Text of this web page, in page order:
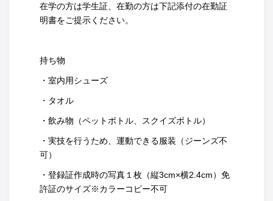
在学の方は学生証、在勤の方は下記添付の在勤証
明書をご提示ください。
持ち物
・室内用シューズ
・タオル
・飲み物（ペットボトル、スクイズボトル）
・実技を行うため、運動できる服装（ジーンズ不
可）
・登録証作成時の写真１枚（縦3cm×横2.4cm）免
許証のサイズ※カラーコピー不可